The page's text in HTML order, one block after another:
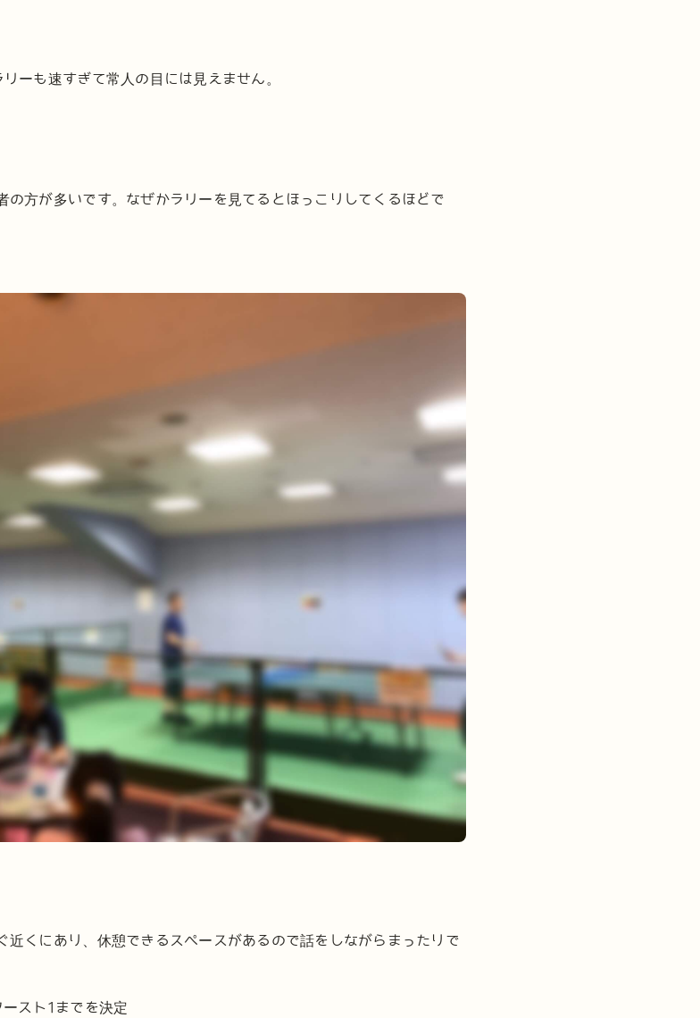
ーも速すぎて常人の目には見えません。
の方が多いです。なぜかラリーを見てるとほっこりしてくるほどで
近くにあり、休憩できるスペースがあるので話をしながらまったりで
スト1までを決定